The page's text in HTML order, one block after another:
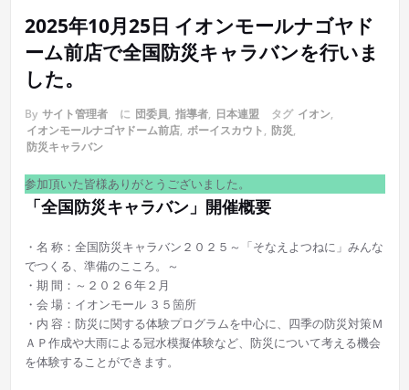
2025年10月25日 イオンモールナゴヤド
ーム前店で全国防災キャラバンを行いま
した。
By サイト管理者 に 団委員, 指導者, 日本連盟 タグ イオン,
イオンモールナゴヤドーム前店, ボーイスカウト, 防災,
防災キャラバン
参加頂いた皆様ありがとうございました。
「全国防災キャラバン」開催概要
・名 称：全国防災キャラバン２０２５～「そなえよつねに」みんな
でつくる、準備のこころ。～
・期 間：～２０２６年２月
・会 場：イオンモール ３５箇所
・内 容：防災に関する体験プログラムを中心に、四季の防災対策Ｍ
ＡＰ作成や大雨による冠水模擬体験など、防災について考える機会
を体験することができます。